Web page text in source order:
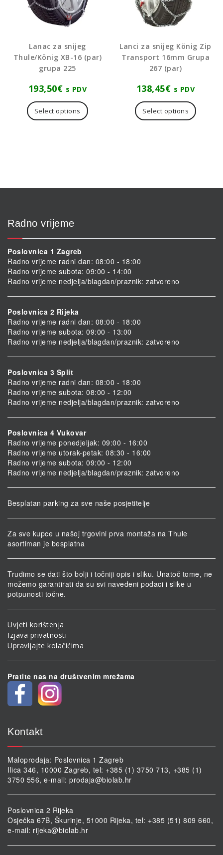
Lanac za snijeg
Thule/König XB-16 (par)
grupa 225
193,50€ s PDV
Select options
Lanci za snijeg König Zip
Transport 16mm Grupa
267 (par)
138,45€ s PDV
Select options
Radno vrijeme
Poslovnica 1 Zagreb
Radno vrijeme radni dan: 08:00 - 18:00
Radno vrijeme subota: 09:00 - 14:00
Radno vrijeme nedjelja/blagdan/praznik: zatvoreno
Poslovnica 2 Rijeka
Radno vrijeme radni dan: 08:00 - 18:00
Radno vrijeme subota: 09:00 - 13:00
Radno vrijeme nedjelja/blagdan/praznik: zatvoreno
Poslovnica 3 Split
Radno vrijeme radni dan: 08:00 - 18:00
Radno vrijeme subota: 08:00 - 12:00
Radno vrijeme nedjelja/blagdan/praznik: zatvoreno
Poslovnica 4 Vukovar
Radno vrijeme ponedjeljak: 09:00 - 16:00
Radno vrijeme utorak-petak: 08:30 - 16:00
Radno vrijeme subota: 09:00 - 12:00
Radno vrijeme nedjelja/blagdan/praznik: zatvoreno
Besplatan parking za sve naše posjetitelje
Za sve kupce u našoj trgovini prva montaža na Thule
asortiman je besplatna
Trudimo se dati što bolji i točniji opis i sliku. Unatoč tome, ne
možemo garantirati da su svi navedeni podaci i slike u
potpunosti točne.
Uvjeti korištenja
Izjava privatnosti
Upravljajte kolačićima
Pratite nas na društvenim mrežama
Kontakt
Maloprodaja: Poslovnica 1 Zagreb
Ilica 346, 10000 Zagreb, tel: +385 (1) 3750 713, +385 (1)
3750 556, e-mail: prodaja@biolab.hr
Poslovnica 2 Rijeka
Osječka 67B, Škurinje, 51000 Rijeka, tel: +385 (51) 809 660,
e-mail: rijeka@biolab.hr